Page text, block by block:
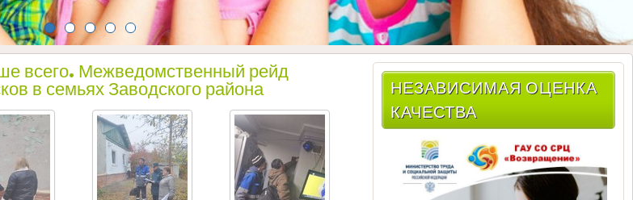
всего. Межведомственный рейд
в семьях Заводского района
НЕЗАВИСИМАЯ ОЦЕНКА
КАЧЕСТВА